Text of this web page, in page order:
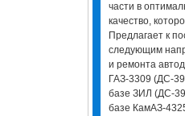
части в
качество,
Предлагает к
следующим
и ремонта
ГАЗ-3309 (ДС-
базе ЗИЛ (ДС-
базе КамАЗ-